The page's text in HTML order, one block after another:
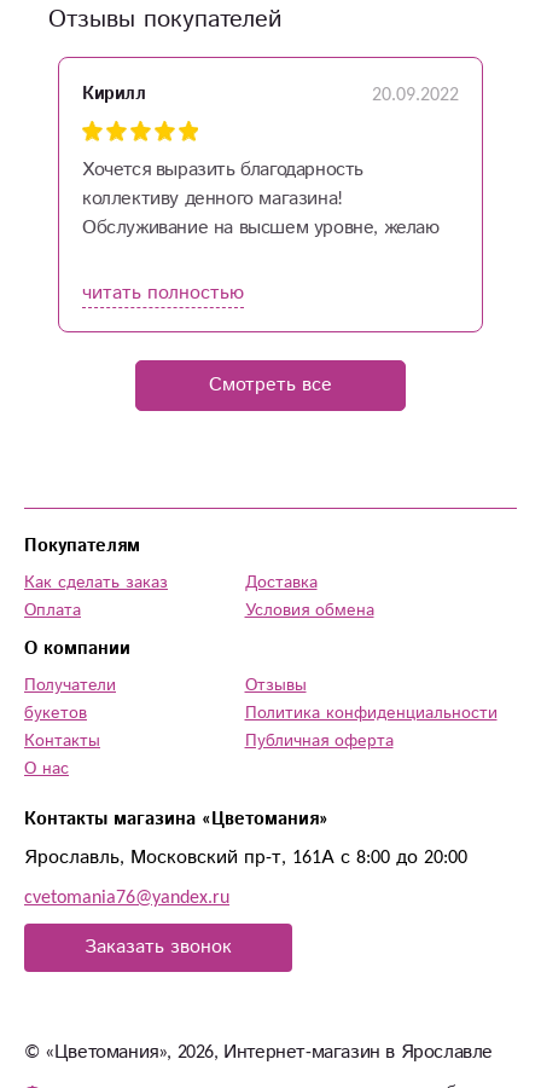
Отзывы покупателей
Кирилл 20.09.2022
Хочется выразить благодарность
коллективу денного магазина!
Обслуживание на высшем уровне, желаю
читать полностью
Смотреть все
Контакты магазина «Цветомания»
Ярославль, Московский пр-т, 161А с 8:00 до 20:00
cvetomania76@yandex.ru
Заказать звонок
Покупателям
Как сделать заказ
Оплата
Доставка
Условия обмена
О компании
Получатели
букетов
Контакты
О нас
Отзывы
Политика конфиденциальности
Публичная оферта
© «Цветомания», 2026, Интернет-магазин в Ярославле